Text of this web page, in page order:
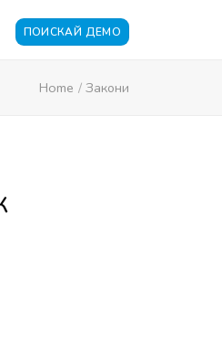
ПОИСКАЙ ДЕМО
Home / Закони